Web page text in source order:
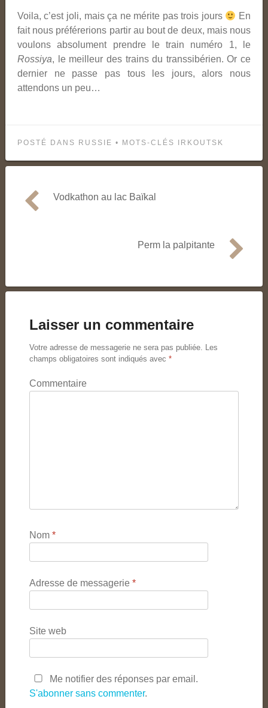
Voila, c’est joli, mais ça ne mérite pas trois jours
En
fait nous préférerions partir au bout de deux, mais nous
voulons absolument prendre le train numéro 1, le
Rossiya, le meilleur des trains du transsibérien. Or ce
dernier ne passe pas tous les jours, alors nous
attendons un peu…
POSTÉ DANS RUSSIE • MOTS-CLÉS IRKOUTSK
NavigationVodkathon au lac Baïkal
Perm la palpitante
Laisser un commentaire
Votre adresse de messagerie ne sera pas publiée. Les
champs obligatoires sont indiqués avec *
Commentaire
Nom *
Adresse de messagerie *
Site web
Me notifier des réponses par email.
S'abonner sans commenter.